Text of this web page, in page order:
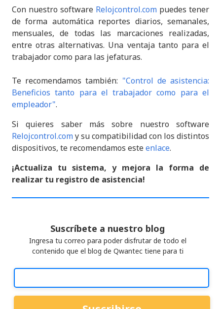
Con nuestro software Relojcontrol.com puedes tener
de forma automática reportes diarios, semanales,
mensuales, de todas las marcaciones realizadas,
entre otras alternativas. Una ventaja tanto para el
trabajador como para las jefaturas.
Te recomendamos también: "Control de asistencia:
Beneficios tanto para el trabajador como para el
empleador".
Si quieres saber más sobre nuestro software
Relojcontrol.comy su compatibilidad con los distintos
dispositivos, te recomendamos esteenlace.
¡Actualiza tu sistema, y mejora la forma de
realizar tu registro de asistencia!
Suscríbete a nuestro blog
Ingresa tu correo para poder disfrutar de todo el
contenido que el blog de Qwantec tiene para ti